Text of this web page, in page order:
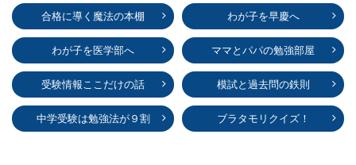
合格に導く魔法の本棚 わが子を早慶へ
わが子を医学部へ ママとパパの勉強部屋
受験情報ここだけの話 模試と過去問の鉄則
中学受験は勉強法が９割 ブラタモリクイズ！